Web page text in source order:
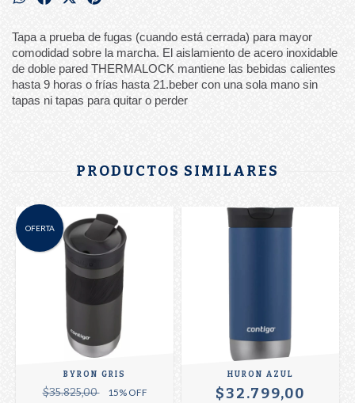
Tapa a prueba de fugas (cuando está cerrada) para mayor
comodidad sobre la marcha. El aislamiento de acero inoxidable
de doble pared THERMALOCK mantiene las bebidas calientes
hasta 9 horas o frías hasta 21.beber con una sola mano sin
tapas ni tapas para quitar o perder
PRODUCTOS SIMILARES
OFERTA
BYRON GRIS
$35.825,00 15% OFF
HURON AZUL
$32.799,00